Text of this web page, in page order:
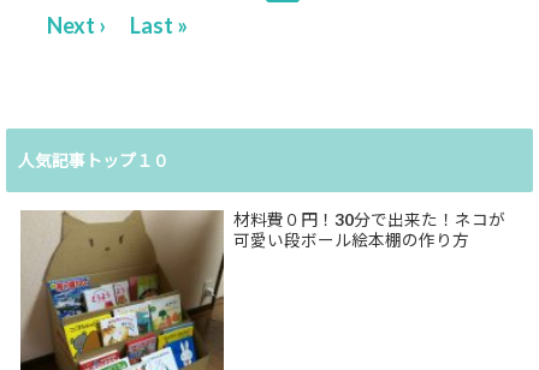
Next ›
Last »
人気記事トップ１０
材料費０円！30分で出来た！ネコが
可愛い段ボール絵本棚の作り方